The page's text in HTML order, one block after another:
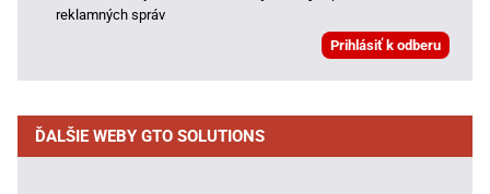
reklamných správ
ĎALŠIE WEBY GTO SOLUTIONS